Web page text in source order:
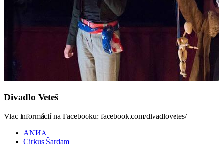
Divadlo Veteš
Viac informácií na Facebooku: facebook.com/divadlovetes/
ANИA
Cirkus Šardam